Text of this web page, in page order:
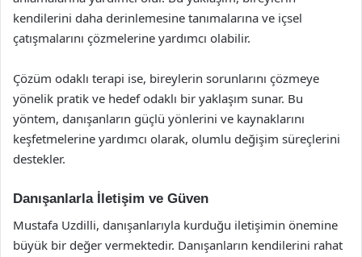
kendilerini daha derinlemesine tanımalarına ve içsel
çatışmalarını çözmelerine yardımcı olabilir.
Çözüm odaklı terapi ise, bireylerin sorunlarını çözmeye
yönelik pratik ve hedef odaklı bir yaklaşım sunar. Bu
yöntem, danışanların güçlü yönlerini ve kaynaklarını
keşfetmelerine yardımcı olarak, olumlu değişim süreçlerini
destekler.
Danışanlarla İletişim ve Güven
Mustafa Uzdilli, danışanlarıyla kurduğu iletişimin önemine
büyük bir değer vermektedir. Danışanların kendilerini rahat